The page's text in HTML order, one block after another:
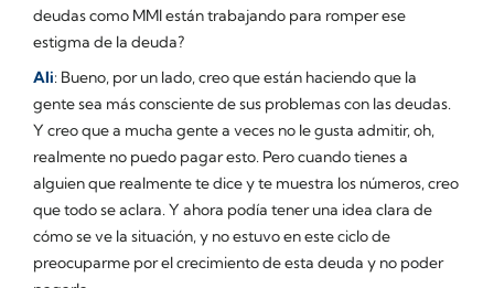
deudas como MMI están trabajando para romper ese
estigma de la deuda?
Ali: Bueno, por un lado, creo que están haciendo que la
gente sea más consciente de sus problemas con las deudas.
Y creo que a mucha gente a veces no le gusta admitir, oh,
realmente no puedo pagar esto. Pero cuando tienes a
alguien que realmente te dice y te muestra los números, creo
que todo se aclara. Y ahora podía tener una idea clara de
cómo se ve la situación, y no estuvo en este ciclo de
preocuparme por el crecimiento de esta deuda y no poder